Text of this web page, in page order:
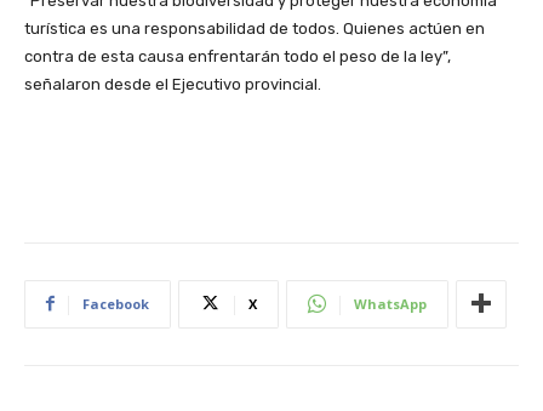
turística es una responsabilidad de todos. Quienes actúen en
contra de esta causa enfrentarán todo el peso de la ley”,
señalaron desde el Ejecutivo provincial.
Facebook X WhatsApp